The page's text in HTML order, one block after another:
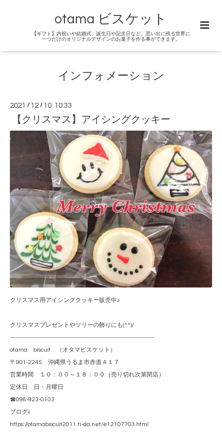
otama ビスケット
【ギフト】内祝いや結婚式、誕生日や記念日など、思い出に残る世界に
一つだけのオリジナルデザインのお菓子を作る事ができます。
インフォメーション
2021 / 12 / 10 10:33
【クリスマス】アイシングクッキー
クリスマス用アイシングクッキー販売中♪
クリスマスプレゼントやツリーの飾りにも(^^)/
-------------------------------------------------------------------------
otama biscuit （オタマビスケット）
〒901-2245 沖縄県うるま市赤道４１７
営業時間 １０：００～１８：００（売り切れ次第閉店）
定休日 日・月曜日
☎098-923-0103
ブログ↓
https://otamabiscuit2011.ti-da.net/e12107703.html